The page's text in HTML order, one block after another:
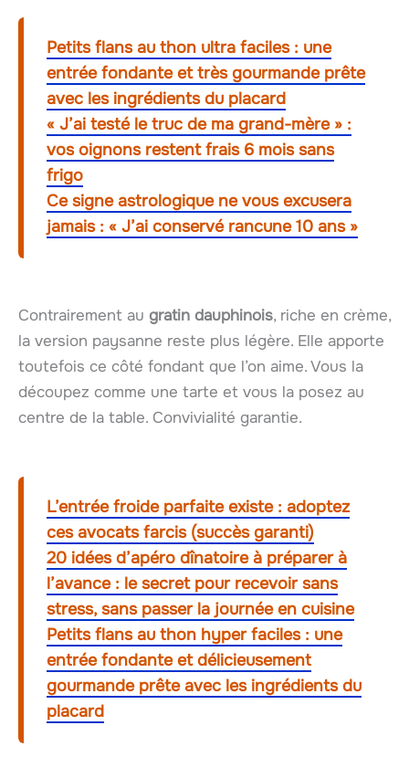
Petits flans au thon ultra faciles : une
entrée fondante et très gourmande prête
avec les ingrédients du placard
« J’ai testé le truc de ma grand-mère » :
vos oignons restent frais 6 mois sans
frigo
Ce signe astrologique ne vous excusera
jamais : « J’ai conservé rancune 10 ans »
Contrairement au gratin dauphinois, riche en crème,
la version paysanne reste plus légère. Elle apporte
toutefois ce côté fondant que l’on aime. Vous la
découpez comme une tarte et vous la posez au
centre de la table. Convivialité garantie.
L’entrée froide parfaite existe : adoptez
ces avocats farcis (succès garanti)
20 idées d’apéro dînatoire à préparer à
l’avance : le secret pour recevoir sans
stress, sans passer la journée en cuisine
Petits flans au thon hyper faciles : une
entrée fondante et délicieusement
gourmande prête avec les ingrédients du
placard